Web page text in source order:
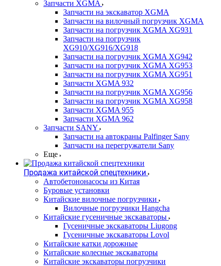
Запчасти XGMA
Запчасти на экскаватор XGMA
Запчасти на вилочный погрузчик XGMA
Запчасти на погрузчик XGMA XG931
Запчасти на погрузчик
XG910/XG916/XG918
Запчасти на погрузчик XGMA XG942
Запчасти на погрузчик XGMA XG953
Запчасти на погрузчик XGMA XG951
Запчасти XGMA 932
Запчасти на погрузчик XGMA XG956
Запчасти на погрузчик XGMA XG958
Запчасти XGMA 955
Запчасти XGMA 962
Запчасти SANY
Запчасти на автокраны Palfinger Sany
Запчасти на перегружатели Sany
Еще
Продажа китайской спецтехники
Автобетононасосы из Китая
Буровые установки
Китайские вилочные погрузчики
Вилочные погрузчики Hangcha
Китайские гусеничные экскаваторы
Гусеничные экскаваторы Liugong
Гусеничные экскаваторы Lovol
Китайские катки дорожные
Китайские колесные экскаваторы
Китайские экскаваторы погрузчики